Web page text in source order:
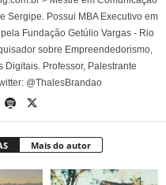
Sergipe. Possui MBA Executivo em
Fundação Getúlio Vargas - Rio
sobre Empreendedorismo,
Digitais. Professor, Palestrante
@ThalesBrandao
Mais do autor